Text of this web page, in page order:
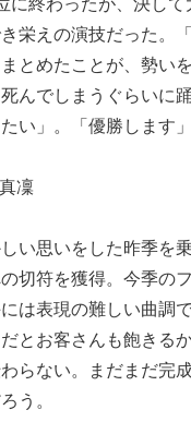
栄えの演技だった。
とめたことが、勢い
んでしまうぐらいに
い」。「優勝します
凜
い思いをした昨季を
切符を獲得。今季の
は表現の難しい曲調
とお客さんも飽きる
らない。まだまだ完
う。